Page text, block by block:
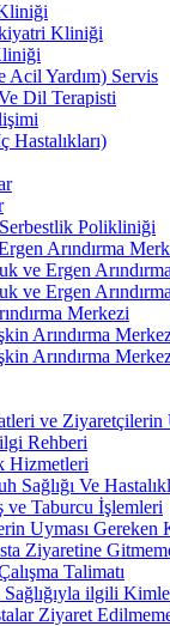
Kliniği
Acil Yardım) Servis
Dil Terapisti
Hastalıkları)
Polikliniği
Arındırma
ve Ergen
ve Ergen
Merkezi
Arındırma
Arındırma
ve Ziyaretçilerin
Rehberi
Hizmetleri
Sağlığı Ve
ve Taburcu İşlemleri
Uyması Gereken
Ziyaretine
Talimatı
Sağlığıyla ilgili
Ziyaret